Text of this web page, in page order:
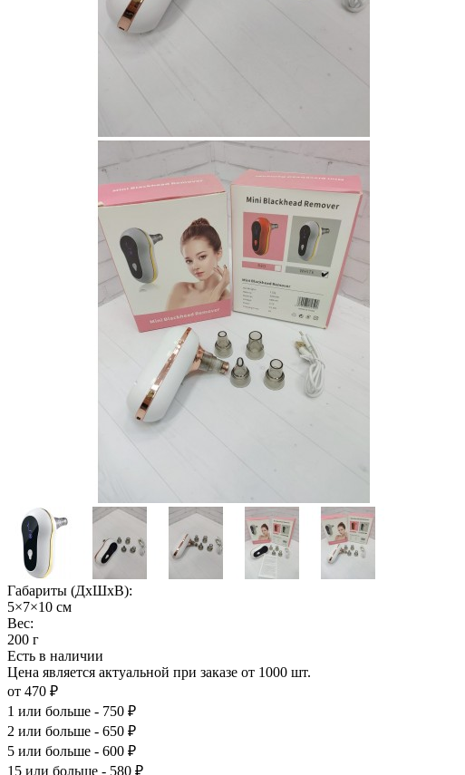
Габариты (ДхШхВ):
5×7×10 см
Вес:
200 г
Есть в наличии
Цена является актуальной при заказе от 1000 шт.
от 470 ₽
1 или больше - 750 ₽
2 или больше - 650 ₽
5 или больше - 600 ₽
15 или больше - 580 ₽